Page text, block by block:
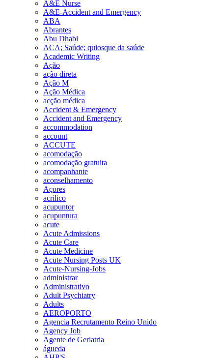
A&E Nurse
A&E-Accident and Emergency
ABA
Abrantes
Abu Dhabi
ACA; Saúde; quiosque da saúde
Academic Writing
Ação
ação direta
Ação M
Ação Médica
acção médica
Accident & Emergency
Accident and Emergency
accommodation
account
ACCUTE
acomodação
acomodação gratuita
acompanhante
aconselhamento
Açores
acrilico
acupuntor
acupuntura
acute
Acute Admissions
Acute Care
Acute Medicine
Acute Nursing Posts UK
Acute-Nursing-Jobs
administrar
Administrativo
Adult Psychiatry
Adults
AEROPORTO
Agencia Recrutamento Reino Unido
Agency Job
Agente de Geriatria
águeda